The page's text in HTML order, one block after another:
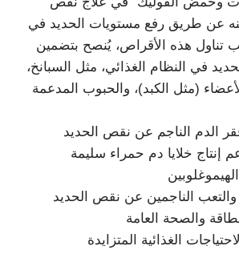
منه عن طريق رفع مستويات الحديد في
تناول هذه الأقراص، يُنصح بتضمين
في النظام الغذائي، مثل السبانخ،
(مثل الكبد)، والحبوب المدعمة
الدم الناجم عن نقص الحديد
إنتاج خلايا دم حمراء سليمة
الناجمين عن نقص الحديد
والصحة العامة
الغذائية المتزايدة